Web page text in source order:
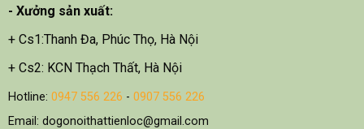
- Xưởng sản xuất:
+ Cs1:Thanh Đa, Phúc Thọ, Hà Nội
+ Cs2: KCN Thạch Thất, Hà Nội
Hotline: 0947 556 226 - 0907 556 226
Email: dogonoithattienloc@gmail.com